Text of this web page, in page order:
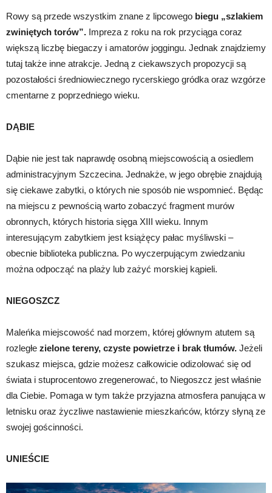
Rowy są przede wszystkim znane z lipcowego biegu „szlakiem
zwiniętych torów”. Impreza z roku na rok przyciąga coraz
większą liczbę biegaczy i amatorów joggingu. Jednak znajdziemy
tutaj także inne atrakcje. Jedną z ciekawszych propozycji są
pozostałości średniowiecznego rycerskiego gródka oraz wzgórze
cmentarne z poprzedniego wieku.
DĄBIE
Dąbie nie jest tak naprawdę osobną miejscowością a osiedlem
administracyjnym Szczecina. Jednakże, w jego obrębie znajdują
się ciekawe zabytki, o których nie sposób nie wspomnieć. Będąc
na miejscu z pewnością warto zobaczyć fragment murów
obronnych, których historia sięga XIII wieku. Innym
interesującym zabytkiem jest książęcy pałac myśliwski –
obecnie biblioteka publiczna. Po wyczerpującym zwiedzaniu
można odpocząć na plaży lub zażyć morskiej kąpieli.
NIEGOSZCZ
Maleńka miejscowość nad morzem, której głównym atutem są
rozległe zielone tereny, czyste powietrze i brak tłumów. Jeżeli
szukasz miejsca, gdzie możesz całkowicie odizolować się od
świata i stuprocentowo zregenerować, to Niegoszcz jest właśnie
dla Ciebie. Pomaga w tym także przyjazna atmosfera panująca w
letnisku oraz życzliwe nastawienie mieszkańców, którzy słyną ze
swojej gościnności.
UNIEŚCIE